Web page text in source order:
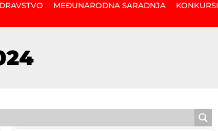
MEĐUNARODNA SARADNJA KONKURSI